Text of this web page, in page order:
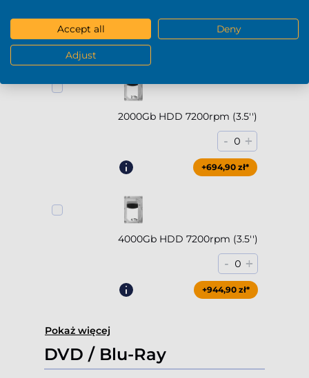
- 0 +
2000Gb HDD 7200rpm (3.5'')
- 0 +
+694,90 zł*
4000Gb HDD 7200rpm (3.5'')
- 0 +
+944,90 zł*
Pokaż więcej
DVD / Blu-Ray
Accept all Deny
Adjust